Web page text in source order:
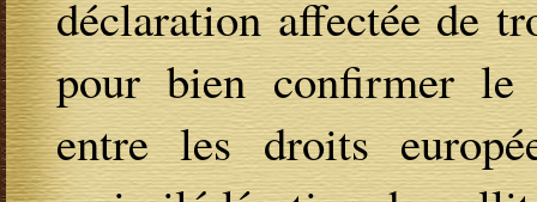
déclaration affectée de
pour bien confirmer le
entre les droits